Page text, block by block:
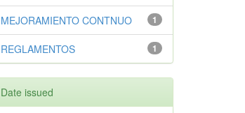
1
MEJORAMIENTO CONTNUO
1
REGLAMENTOS
Date issued